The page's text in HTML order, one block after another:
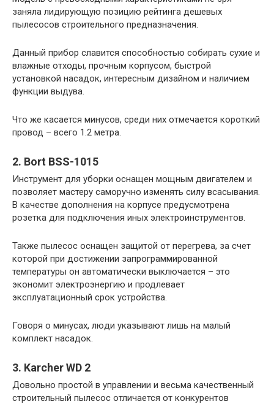
заняла лидирующую позицию рейтинга дешевых
пылесосов строительного предназначения.
Данный прибор славится способностью собирать сухие и
влажные отходы, прочным корпусом, быстрой
установкой насадок, интересным дизайном и наличием
функции выдува.
Что же касается минусов, среди них отмечается короткий
провод – всего 1.2 метра.
2. Bort BSS-1015
Инструмент для уборки оснащен мощным двигателем и
позволяет мастеру саморучно изменять силу всасывания.
В качестве дополнения на корпусе предусмотрена
розетка для подключения иных электроинструментов.
Также пылесос оснащен защитой от перегрева, за счет
которой при достижении запрограммированной
температуры он автоматически выключается – это
экономит электроэнергию и продлевает
эксплуатационный срок устройства.
Говоря о минусах, люди указывают лишь на малый
комплект насадок.
3. Karcher WD 2
Довольно простой в управлении и весьма качественный
строительный пылесос отличается от конкурентов